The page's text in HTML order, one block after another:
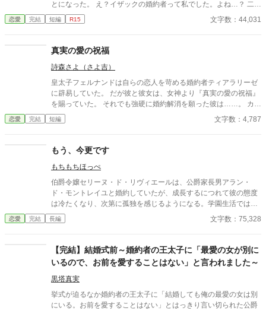
とになった。 え？イザックの婚約者って私でした。よね…？ 二人
の仲睦まじい様子を見聞きするたびに、私の心は折れてしまいま
した。 ええ、バッキバキに。 もういいですよね。あとは好きにさ
恋愛 完結 短編 R15 文字数：44,031
真実の愛の祝福
詩森さよ（さよ吉）
皇太子フェルナンドは自らの恋人を苛める婚約者ティアラリーゼ
に辟易していた。 だが彼と彼女は、女神より『真実の愛の祝福』
を賜っていた。 それでも強硬に婚約解消を願った彼は……。 カク
ヨム、小説家になろうにも掲載。 筆者は体調不良なことも多く、
コメントなどを受け取らない設定にしております。 どうぞよろし
恋愛 完結 短編 文字数：4,787
もう、今更です
もちもちほっぺ
伯爵令嬢セリーヌ・ド・リヴィエールは、公爵家長男アラン・
ド・モントレイユと婚約していたが、成長するにつれて彼の態度
は冷たくなり、次第に孤独を感じるようになる。学園生活ではア
ランが王子フェリクスに付き従い、王子の「真実の愛」とされる
リリア・エヴァレットを囲む騒動が広がり、セリーヌはさらに心
やし、婚約解消を申し出る。
恋愛 完結 長編 文字数：75,328
【完結】結婚式前～婚約者の王太子に「最愛の女が別に
いるので、お前を愛することはない」と言われました～
黒塔真実
挙式が迫るなか婚約者の王太子に「結婚しても俺の最愛の女は別
にいる。お前を愛することはない」とはっきり言い切られた公爵